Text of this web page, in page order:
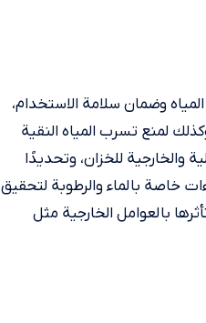
وضمان سلامة الاستخدام،
لمنع تسرب المياه النقية
والخارجية للخزان، وتحديدًا
خاصة بالماء والرطوبة لتحقيق
بالعوامل الخارجية مثل